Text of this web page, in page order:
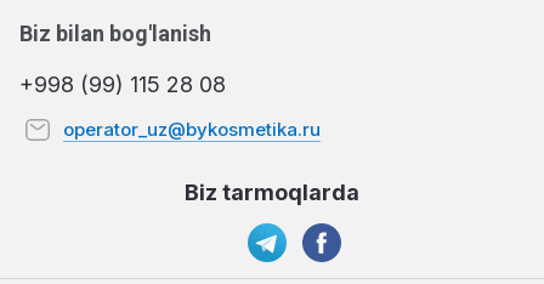
Biz bilan bog'lanish
+998 (99) 115 28 08
operator_uz@bykosmetika.ru
Biz tarmoqlarda